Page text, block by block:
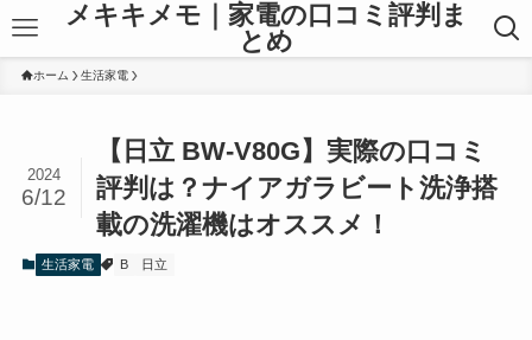
メキキメモ｜家電の口コミ評判ま
とめ
ホーム 生活家電
【日立 BW-V80G】実際の口コミ
評判は？ナイアガラビート洗浄搭
載の洗濯機はオススメ！
2024
6/12
生活家電 B 日立